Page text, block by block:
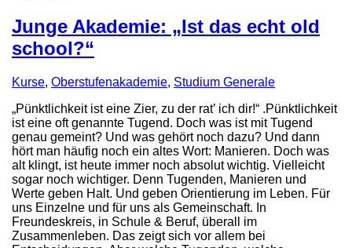
Junge Akademie: „Ist das echt old
school?“
Kurse, Oberstufenakademie, Studium Generale
„Pünktlichkeit ist eine Zier, zu der rat’ ich dir!“ .Pünktlichkeit
ist eine oft genannte Tugend. Doch was ist mit Tugend
genau gemeint? Und was gehört noch dazu? Und dann
hört man häufig noch ein altes Wort: Manieren. Doch was
alt klingt, ist heute immer noch absolut wichtig. Vielleicht
sogar noch wichtiger. Denn Tugenden, Manieren und
Werte geben Halt. Und geben Orientierung im Leben. Für
uns Einzelne und für uns als Gemeinschaft. In
Freundeskreis, in Schule & Beruf, überall im
Zusammenleben. Das zeigt sich vor allem bei